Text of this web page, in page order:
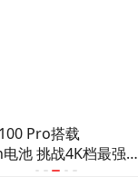
Pro搭载
池 挑战4K档最强续